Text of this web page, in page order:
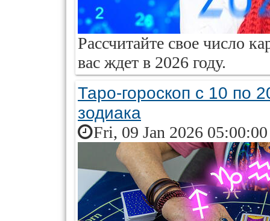
Рассчитайте свое число
вас ждет в 2026 году.
Таро-гороскоп с 10 по
зодиака
Fri, 09 Jan 2026